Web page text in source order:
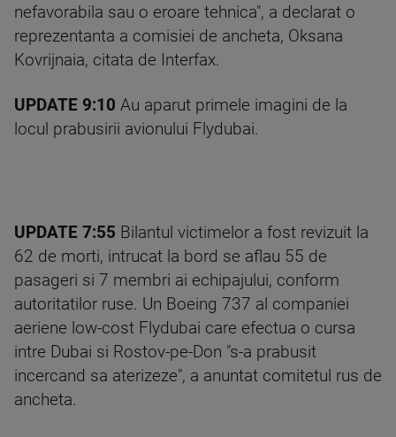
nefavorabila sau o eroare tehnica", a declarat o
reprezentanta a comisiei de ancheta, Oksana
Kovrijnaia, citata de Interfax.
UPDATE 9:10 Au aparut primele imagini de la
locul prabusirii avionului Flydubai.
UPDATE 7:55 Bilantul victimelor a fost revizuit la
62 de morti, intrucat la bord se aflau 55 de
pasageri si 7 membri ai echipajului, conform
autoritatilor ruse. Un Boeing 737 al companiei
aeriene low-cost Flydubai care efectua o cursa
intre Dubai si Rostov-pe-Don "s-a prabusit
incercand sa aterizeze", a anuntat comitetul rus de
ancheta.